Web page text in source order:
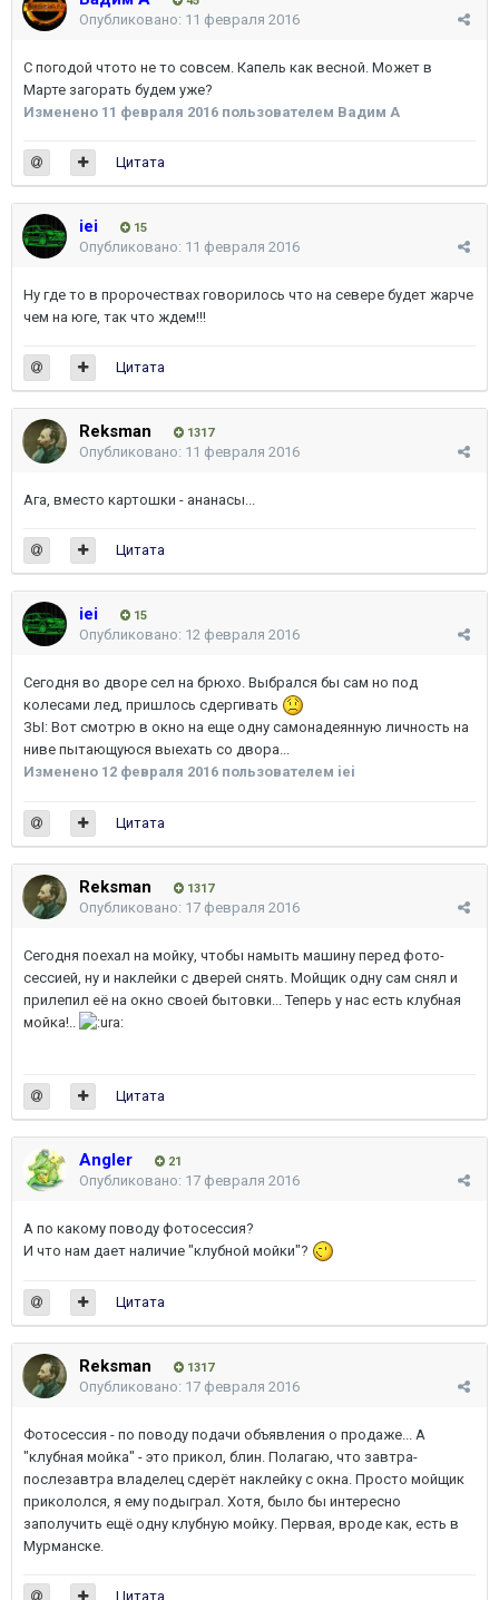
Опубликовано: 11 февраля 2016
С погодой чтото не то совсем. Капель как весной. Может в
Марте загорать будем уже?
Изменено 11 февраля 2016 пользователем Вадим A
Цитата
iei 15
Опубликовано: 11 февраля 2016
Ну где то в пророчествах говорилось что на севере будет жарче
чем на юге, так что ждем!!!
Цитата
Reksman 1317
Опубликовано: 11 февраля 2016
Ага, вместо картошки - ананасы...
Цитата
iei 15
Опубликовано: 12 февраля 2016
Сегодня во дворе сел на брюхо. Выбрался бы сам но под
колесами лед, пришлось сдергивать
ЗЫ: Вот смотрю в окно на еще одну самонадеянную личность на
ниве пытающуюся выехать со двора...
Изменено 12 февраля 2016 пользователем iei
Цитата
Reksman 1317
Опубликовано: 17 февраля 2016
Сегодня поехал на мойку, чтобы намыть машину перед фото-
сессией, ну и наклейки с дверей снять. Мойщик одну сам снял и
прилепил её на окно своей бытовки... Теперь у нас есть клубная
мойка!..
Цитата
Angler 21
Опубликовано: 17 февраля 2016
А по какому поводу фотосессия?
И что нам дает наличие "клубной мойки"?
Цитата
Reksman 1317
Опубликовано: 17 февраля 2016
Фотосессия - по поводу подачи объявления о продаже... А
"клубная мойка" - это прикол, блин. Полагаю, что завтра-
послезавтра владелец сдерёт наклейку с окна. Просто мойщик
прикололся, я ему подыграл. Хотя, было бы интересно
заполучить ещё одну клубную мойку. Первая, вроде как, есть в
Мурманске.
Цитата